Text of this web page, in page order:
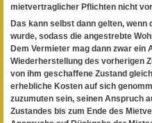
mietvertraglicher Pflichten nicht
Das kann selbst dann gelten,
wurde, sodass die angestrebte
Dem Vermieter mag dann zwar ein
Wiederherstellung des vorherigen
von ihm geschaffene Zustand
erhebliche Kosten auf sich
zuzumuten sein, seinen Anspruch
Zustandes bis zum Ende des